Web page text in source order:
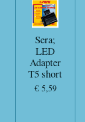
Sera;
LED
Adapter
T5 short
€ 5,59